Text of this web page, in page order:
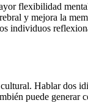
flexibilidad
y mejora la
individuos
Hablar dos
puede